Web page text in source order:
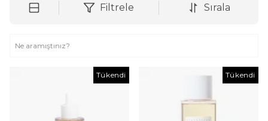
Filtrele Sırala
Tükendi Tükendi